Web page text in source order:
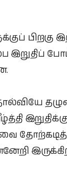
பிறகு